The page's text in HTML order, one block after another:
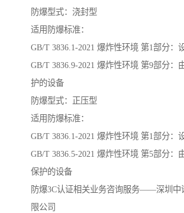
防爆型式：浇封型
适用防爆标准：
GB/T 3836.1-2021 爆炸性环境 第1部分：
GB/T 3836.9-2021 爆炸性环境 第9部分：
护的设备
防爆型式：正压型
适用防爆标准：
GB/T 3836.1-2021 爆炸性环境 第1部分：
GB/T 3836.5-2021 爆炸性环境 第5部分：
保护的设备
防爆3C认证相关业务咨询服务——深圳中
限公司